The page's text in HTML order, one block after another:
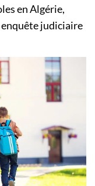
en Algérie,
enquête judiciaire